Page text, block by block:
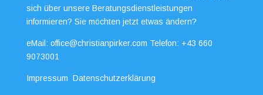
sich über unsere Beratungsdienstleistungen
informieren? Sie möchten jetzt etwas ändern?
eMail: office@christianpirker.com Telefon: +43 660
9073001
Impressum Datenschutzerklärung